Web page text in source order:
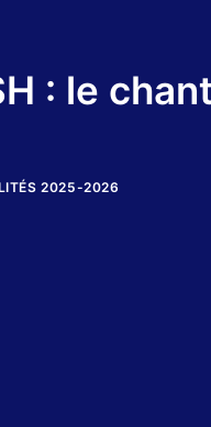
: le
2025-2026